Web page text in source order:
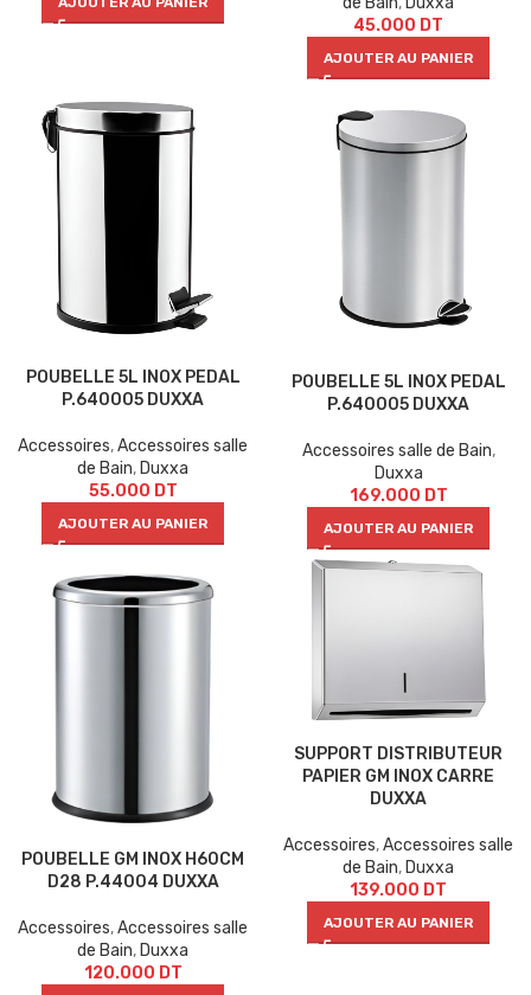
45.000 DT
AJOUTER AU PANIER
POUBELLE 5L INOX PEDAL
P.640005 DUXXA
Accessoires,Accessoires salle
de Bain, Duxxa
55.000 DT
AJOUTER AU PANIER
POUBELLE 5L INOX PEDAL
P.640005 DUXXA
Accessoires salle de Bain,
Duxxa
169.000 DT
AJOUTER AU PANIER
POUBELLE GM INOX H60CM
D28 P.44004 DUXXA
Accessoires,Accessoires salle
de Bain, Duxxa
120.000 DT
SUPPORT DISTRIBUTEUR
PAPIER GM INOX CARRE
DUXXA
Accessoires,Accessoires salle
de Bain, Duxxa
139.000 DT
AJOUTER AU PANIER